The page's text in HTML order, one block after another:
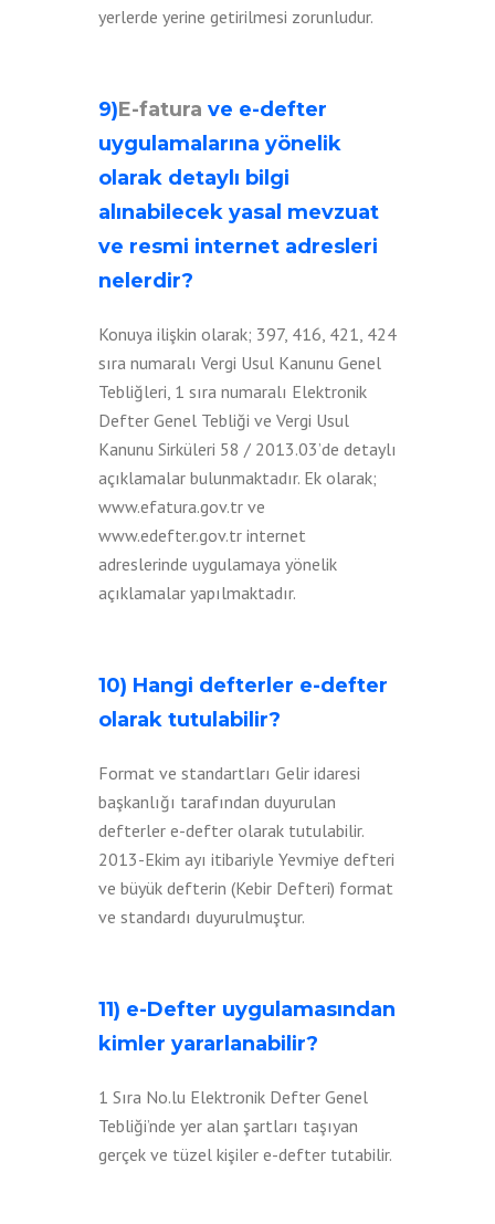
yerlerde yerine getirilmesi zorunludur.
9)E-fatura ve e-defter
uygulamalarına yönelik
olarak detaylı bilgi
alınabilecek yasal mevzuat
ve resmi internet adresleri
nelerdir?
Konuya ilişkin olarak; 397, 416, 421, 424
sıra numaralı Vergi Usul Kanunu Genel
Tebliğleri, 1 sıra numaralı Elektronik
Defter Genel Tebliği ve Vergi Usul
Kanunu Sirküleri 58 / 2013.03’de detaylı
açıklamalar bulunmaktadır. Ek olarak;
www.efatura.gov.tr ve
www.edefter.gov.tr internet
adreslerinde uygulamaya yönelik
açıklamalar yapılmaktadır.
10) Hangi defterler e-defter
olarak tutulabilir?
Format ve standartları Gelir idaresi
başkanlığı tarafından duyurulan
defterler e-defter olarak tutulabilir.
2013-Ekim ayı itibariyle Yevmiye defteri
ve büyük defterin (Kebir Defteri) format
ve standardı duyurulmuştur.
11) e-Defter uygulamasından
kimler yararlanabilir?
1 Sıra No.lu Elektronik Defter Genel
Tebliği’nde yer alan şartları taşıyan
gerçek ve tüzel kişiler e-defter tutabilir.